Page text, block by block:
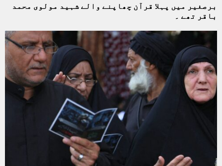
برصغیر میں پہلا قرآن چھاپنے والے شہید مولوی محمد
باقر تھے ۔